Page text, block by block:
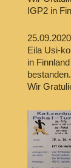
IGP2 in
25.09.2020
Eila Usi-
in
bestanden.
Wir